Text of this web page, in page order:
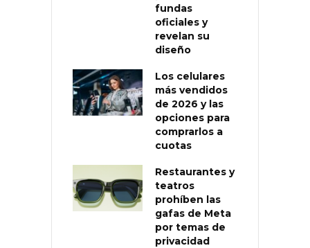
fundas
oficiales y
revelan su
diseño
Los celulares
más vendidos
de 2026 y las
opciones para
comprarlos a
cuotas
Restaurantes y
teatros
prohíben las
gafas de Meta
por temas de
privacidad